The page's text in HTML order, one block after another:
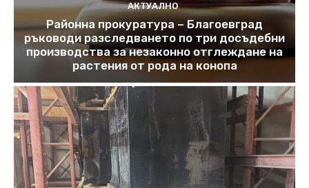
АКТУАЛНО
Районна прокуратура – Благоевград
ръководи разследването по три досъдебни
производства за незаконно отглеждане на
растения от рода на конопа